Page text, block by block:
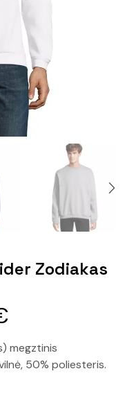
Zodiakas
megztinis
50% poliesteris.